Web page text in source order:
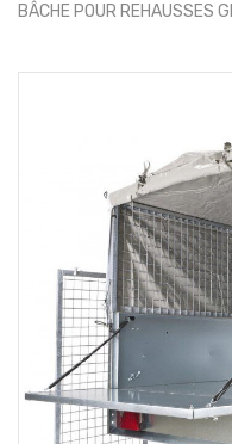
BÂCHE POUR REHAUSSES